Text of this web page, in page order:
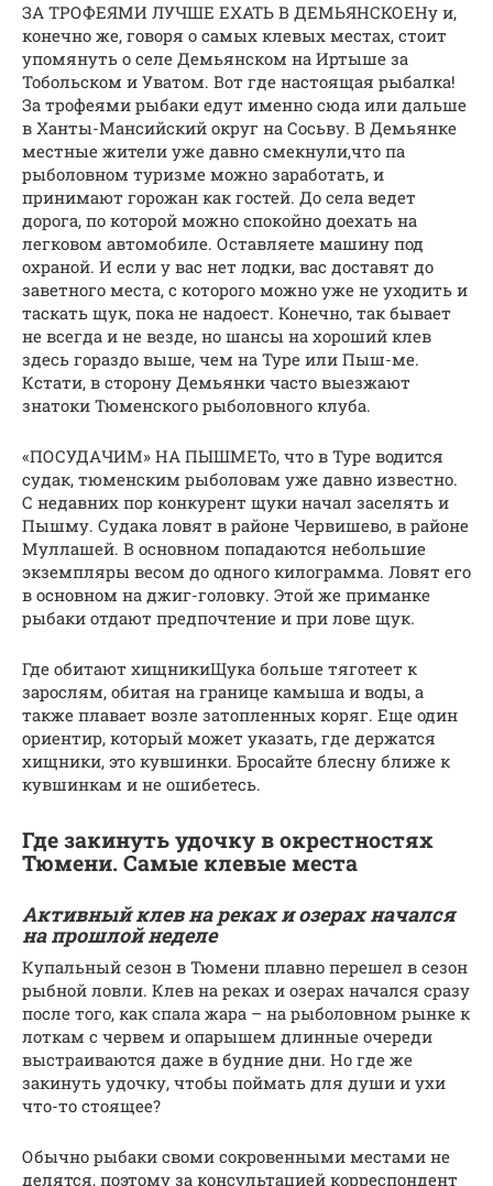
ЗА ТРОФЕЯМИ ЛУЧШЕ ЕХАТЬ В ДЕМЬЯНСКОЕНу и,
конечно же, говоря о самых клевых местах, стоит
упомянуть о селе Демьянском на Иртыше за
Тобольском и Уватом. Вот где настоящая рыбалка!
За трофеями рыбаки едут именно сюда или дальше
в Ханты-Мансийский округ на Сосьву. В Демьянке
местные жители уже давно смекнули,что па
рыболовном туризме можно заработать, и
принимают горожан как гостей. До села ведет
дорога, по которой можно спокойно доехать на
легковом автомобиле. Оставляете машину под
охраной. И если у вас нет лодки, вас доставят до
заветного места, с которого можно уже не уходить и
таскать щук, пока не надоест. Конечно, так бывает
не всегда и не везде, но шансы на хороший клев
здесь гораздо выше, чем на Туре или Пыш-ме.
Кстати, в сторону Демьянки часто выезжают
знатоки Тюменского рыболовного клуба.
«ПОСУДАЧИМ» НА ПЫШМЕТо, что в Туре водится
судак, тюменским рыболовам уже давно известно.
С недавних пор конкурент щуки начал заселять и
Пышму. Судака ловят в районе Червишево, в районе
Муллашей. В основном попадаются небольшие
экземпляры весом до одного килограмма. Ловят его
в основном на джиг-головку. Этой же приманке
рыбаки отдают предпочтение и при лове щук.
Где обитают хищникиЩука больше тяготеет к
зарослям, обитая на границе камыша и воды, а
также плавает возле затопленных коряг. Еще один
ориентир, который может указать, где держатся
хищники, это кувшинки. Бросайте блесну ближе к
кувшинкам и не ошибетесь.
Где закинуть удочку в окрестностях
Тюмени. Самые клевые места
Активный клев на реках и озерах начался
на прошлой неделе
Купальный сезон в Тюмени плавно перешел в сезон
рыбной ловли. Клев на реках и озерах начался сразу
после того, как спала жара – на рыболовном рынке к
лоткам с червем и опарышем длинные очереди
выстраиваются даже в будние дни. Но где же
закинуть удочку, чтобы поймать для души и ухи
что-то стоящее?
Обычно рыбаки своми сокровенными местами не
делятся, поэтому за консультацией корреспондент